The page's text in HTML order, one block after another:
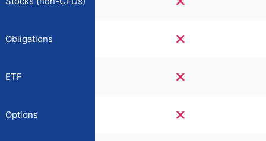
Obligations
ETF
Options